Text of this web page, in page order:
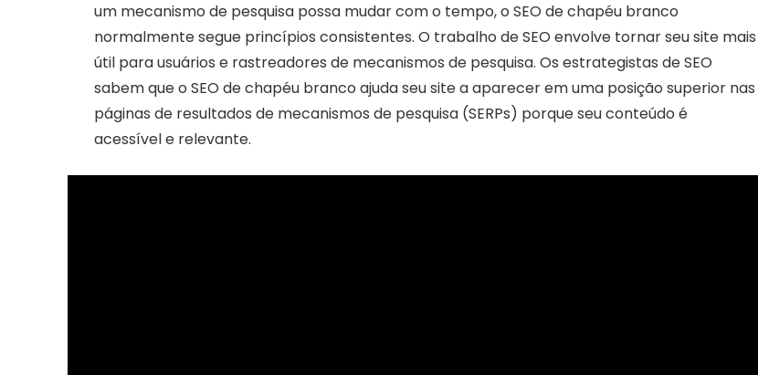
um mecanismo de pesquisa possa mudar com o tempo, o SEO de chapéu branco
normalmente segue princípios consistentes. O trabalho de SEO envolve tornar seu site mais
útil para usuários e rastreadores de mecanismos de pesquisa. Os estrategistas de SEO
sabem que o SEO de chapéu branco ajuda seu site a aparecer em uma posição superior nas
páginas de resultados de mecanismos de pesquisa (SERPs) porque seu conteúdo é
acessível e relevante.